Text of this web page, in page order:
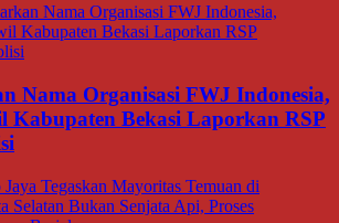
Nama Organisasi FWJ Indonesia,
Kabupaten Bekasi Laporkan RSP